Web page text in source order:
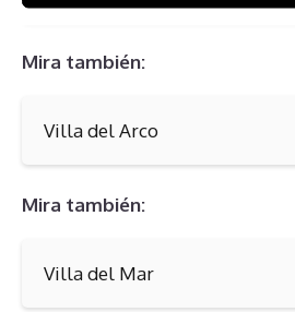
Mira también:
Villa del Arco
Mira también:
Villa del Mar